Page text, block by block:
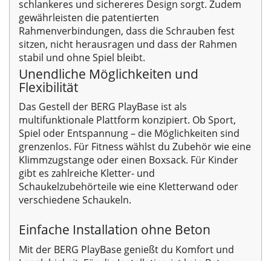
schlankeres und sichereres Design sorgt. Zudem
gewährleisten die patentierten
Rahmenverbindungen, dass die Schrauben fest
sitzen, nicht herausragen und dass der Rahmen
stabil und ohne Spiel bleibt.
Unendliche Möglichkeiten und
Flexibilität
Das Gestell der BERG PlayBase ist als
multifunktionale Plattform konzipiert. Ob Sport,
Spiel oder Entspannung – die Möglichkeiten sind
grenzenlos. Für Fitness wählst du Zubehör wie eine
Klimmzugstange oder einen Boxsack. Für Kinder
gibt es zahlreiche Kletter- und
Schaukelzubehörteile wie eine Kletterwand oder
verschiedene Schaukeln.
Einfache Installation ohne Beton
Mit der BERG PlayBase genießt du Komfort und